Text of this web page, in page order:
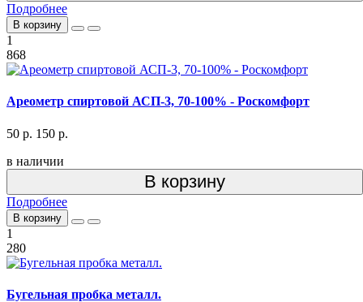
Подробнее
В корзину
1
868
Ареометр спиртовой АСП-3, 70-100% - Роскомфорт
50 р. 150 р.
в наличии
В корзину
Подробнее
В корзину
1
280
Бугельная пробка металл.